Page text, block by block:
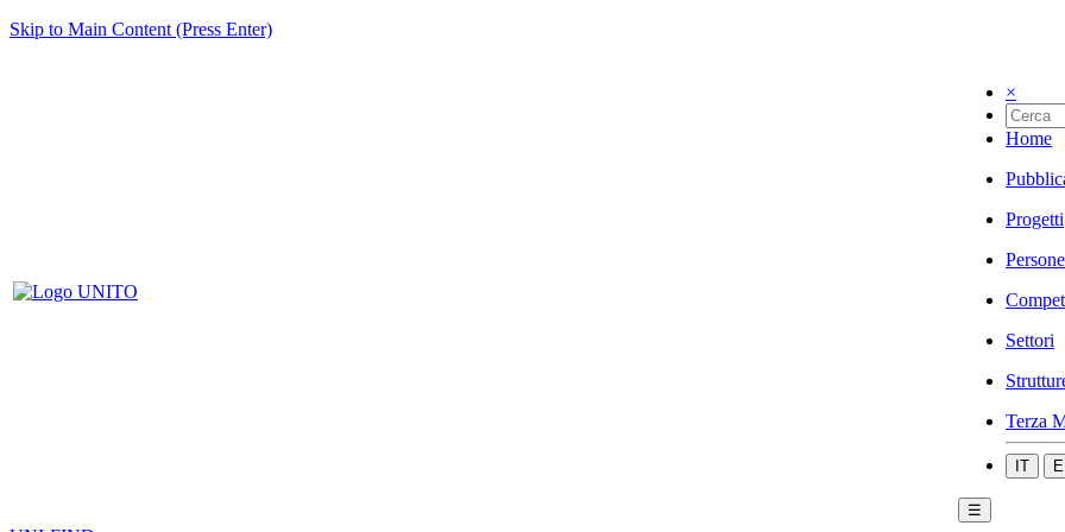
Skip to Main Content (Press Enter)
×
Home
Progetti
Persone
Settori
Terza
IT
☰